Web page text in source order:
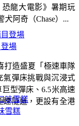
場
打造盛夏「極速車隊
氣彈床挑戰與沉浸式
型彈床、6.5米高速
速隧道，更設有全港
恐龍大電影》暑期玩
阿奇（Chase）...
雪糕